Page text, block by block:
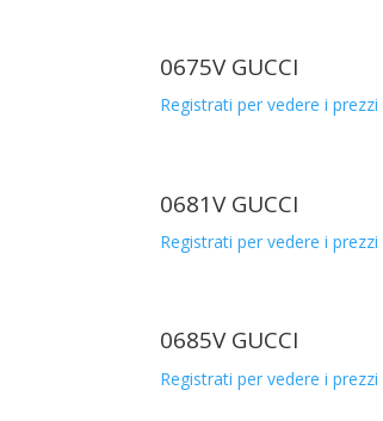
0675V GUCCI
Registrati per vedere i prezzi
0681V GUCCI
Registrati per vedere i prezzi
0685V GUCCI
Registrati per vedere i prezzi